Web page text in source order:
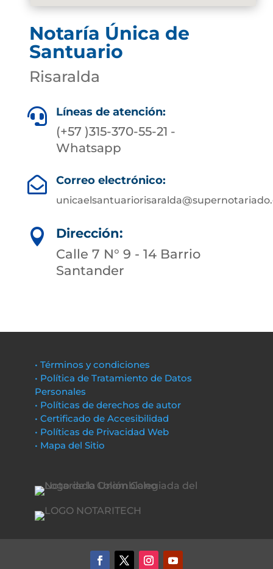
Notaría Única de
Santuario
Risaralda
 Líneas de atención:
(+57 )315-370-55-21 -
Whatsapp
 Correo electrónico:

Dirección:
Calle 7 N° 9 - 14 Barrio
Santander
• Términos y condiciones
• Política de Tratamiento de Datos
Personales
• Políticas de derechos de autor
• Certificado de Accesibilidad
• Políticas de Privacidad Web
• Mapa del Sitio